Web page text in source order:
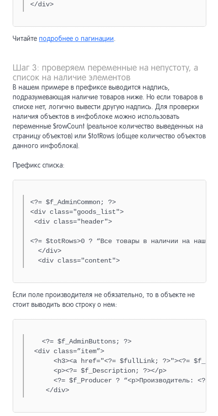
</div>
Читайте подробнее о пагинации
Шаг 3: проверяем переменные на непустоту, а
список на наличие элементов
В нашем примере в префиксе выводится надпись,
подразумевающая наличие товаров ниже. Но если товаров в
списке нет, логично вывести другую надпись. Для проверки
наличия объектов в инфоблоке можно использовать
переменные $rowCount (реальное количество выведенных на
страницу объектов) или $totRows (общее количество объектов
данного инфоблока).
Префикс списка:
<?= $f_AdminCommon; ?>
<div class="goods_list">
<div class="header">
<?= $totRows>0 ? “Все товары в наличии на
</div>
<div class="content">
Если поле производителя не обязательно, то в объекте не
стоит выводить всю строку о нем:
<?= $f_AdminButtons; ?>
<div class=”item”>
<h3><a href="<?= $fullLink; ?>"><?=
<p><?= $f_Description; ?></p>
<?= $f_Producer ? “<p>Производитель: <?=
</div>